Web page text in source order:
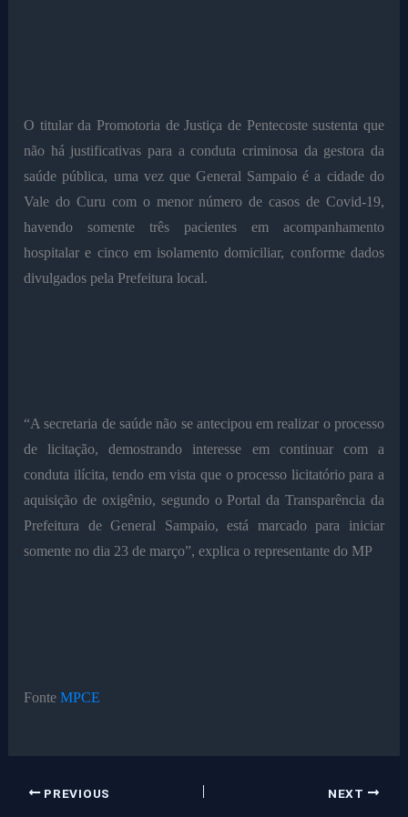
O titular da Promotoria de Justiça de Pentecoste sustenta que
não há justificativas para a conduta criminosa da gestora da
saúde pública, uma vez que General Sampaio é a cidade do
Vale do Curu com o menor número de casos de Covid-19,
havendo somente três pacientes em acompanhamento
hospitalar e cinco em isolamento domiciliar, conforme dados
divulgados pela Prefeitura local.
“A secretaria de saúde não se antecipou em realizar o processo
de licitação, demostrando interesse em continuar com a
conduta ilícita, tendo em vista que o processo licitatório para a
aquisição de oxigênio, segundo o Portal da Transparência da
Prefeitura de General Sampaio, está marcado para iniciar
somente no dia 23 de março”, explica o representante do MP
FonteMPCE
PREVIOUS NEXT